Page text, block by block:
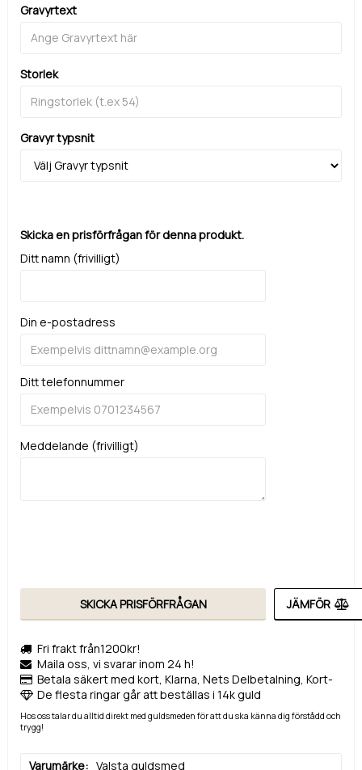
Gravyrtext
Storlek
Gravyr typsnit
Skicka en prisförfrågan för denna produkt.
Ditt namn (frivilligt)
Din e-postadress
Ditt telefonnummer
Meddelande (frivilligt)
SKICKA PRISFÖRFRÅGAN JÄMFÖR
Fri frakt från1200kr!
Maila oss, vi svarar inom 24 h!
Betala säkert med kort, Klarna, Nets Delbetalning, Kort-
De flesta ringar går att beställas i 14k guld
Hos oss talar du alltid direkt med guldsmeden för att du ska känna dig förstådd och
trygg!
Varumärke Valsta guldsmed